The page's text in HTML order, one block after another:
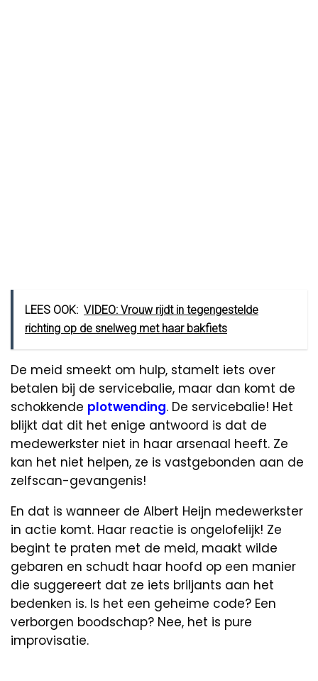
LEES OOK: VIDEO: Vrouw rijdt in tegengestelde
richting op de snelweg met haar bakfiets
De meid smeekt om hulp, stamelt iets over
betalen bij de servicebalie, maar dan komt de
schokkende plotwending. De servicebalie! Het
blijkt dat dit het enige antwoord is dat de
medewerkster niet in haar arsenaal heeft. Ze
kan het niet helpen, ze is vastgebonden aan de
zelfscan-gevangenis!
En dat is wanneer de Albert Heijn medewerkster
in actie komt. Haar reactie is ongelofelijk! Ze
begint te praten met de meid, maakt wilde
gebaren en schudt haar hoofd op een manier
die suggereert dat ze iets briljants aan het
bedenken is. Is het een geheime code? Een
verborgen boodschap? Nee, het is pure
improvisatie.